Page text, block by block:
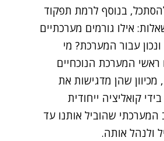
בנוסף לרמת תפקוד
אילו גורמים מערכתיים
עבור המערכת? מי
ראשי המערכת הנוכחיים
שהן מדגישות את
קואליציה ייחודית
שהוביל אותנו עד
ולנהל אותה.